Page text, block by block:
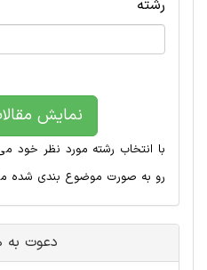
رشته
نمایش
با انتخاب رشته مورد نظر خود
رو به صورت موضوع بندی شده
دعوت به